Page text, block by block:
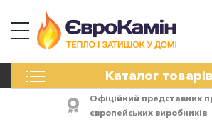
Каталог товарів
ПЕЧІ
ЕЛЕКТРОКАМІНИ
Офіційний представник
європейських виробників